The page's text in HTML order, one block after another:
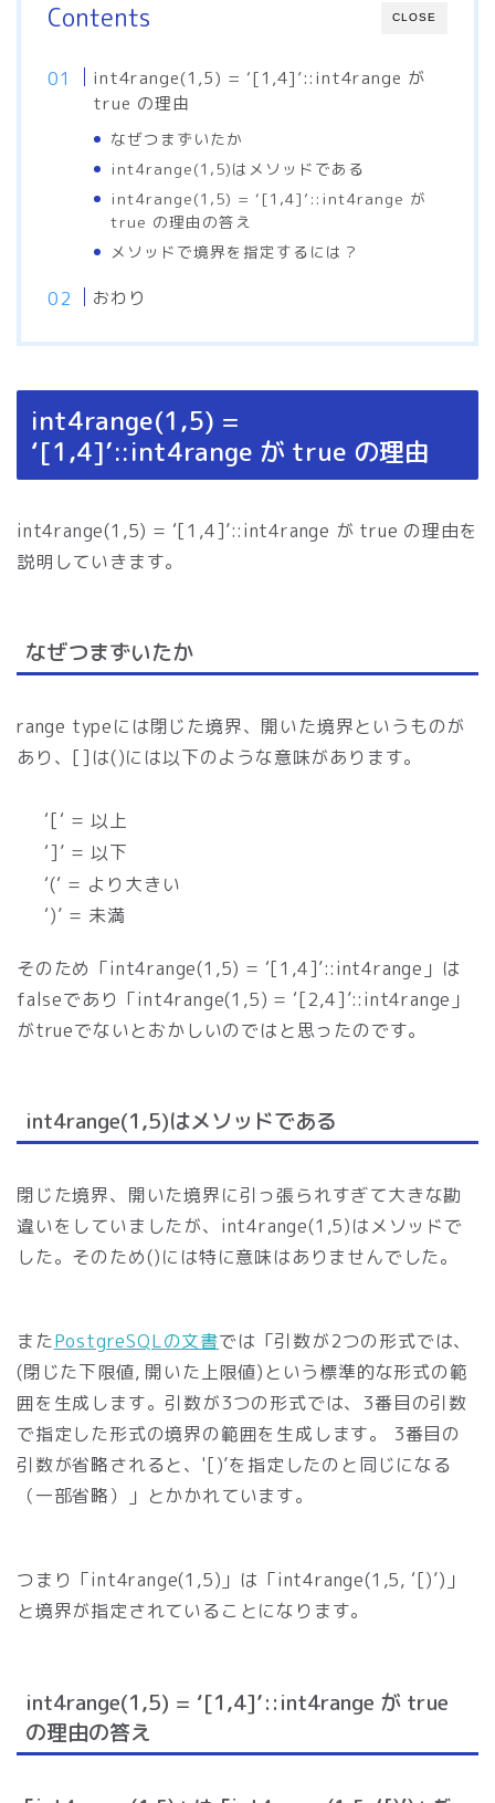
CLOSE
Contents
int4range(1,5) = ‘[1,4]’::int4range が
true の理由
なぜつまずいたか
int4range(1,5)はメソッドである
int4range(1,5) = ‘[1,4]’::int4range が
true の理由の答え
メソッドで境界を指定するには？
おわり
int4range(1,5) =
‘[1,4]’::int4range が true の理由
int4range(1,5) = ‘[1,4]’::int4range が true の理由を
説明していきます。
なぜつまずいたか
range typeには閉じた境界、開いた境界というものが
あり、[]は()には以下のような意味があります。
‘[‘ = 以上
‘]’ = 以下
‘(‘ = より大きい
‘)’ = 未満
そのため「int4range(1,5) = ‘[1,4]’::int4range」は
falseであり「int4range(1,5) = ‘[2,4]’::int4range」
がtrueでないとおかしいのではと思ったのです。
int4range(1,5)はメソッドである
閉じた境界、開いた境界に引っ張られすぎて大きな勘
違いをしていましたが、int4range(1,5)はメソッドで
した。そのため()には特に意味はありませんでした。
またPostgreSQLの文書では「引数が2つの形式では、
(閉じた下限値, 開いた上限値)という標準的な形式の範
囲を生成します。引数が3つの形式では、3番目の引数
で指定した形式の境界の範囲を生成します。 3番目の
引数が省略されると、'[)’を指定したのと同じになる
（一部省略）」とかかれています。
つまり「int4range(1,5)」は「int4range(1,5, ‘[)’)」
と境界が指定されていることになります。
int4range(1,5) = ‘[1,4]’::int4range が true
の理由の答え